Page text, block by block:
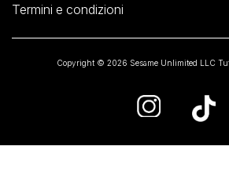
Termini e condizioni
Copyright © 2026 Sesame Unlimited LLC